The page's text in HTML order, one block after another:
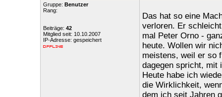
Gruppe: Benutzer
Rang:
Beiträge: 42
Mitglied seit: 10.10.2007
IP-Adresse: gespeichert
Das hat so eine
verloren. Er
mal Peter Orno -
heute. Wollen wir
meistens, weil er so
dagegen spricht, mit
Heute habe ich
die Wirklichkeit,
dem ich seit Jahren